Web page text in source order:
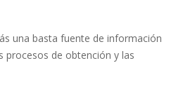
una basta fuente de información
procesos de obtención y las